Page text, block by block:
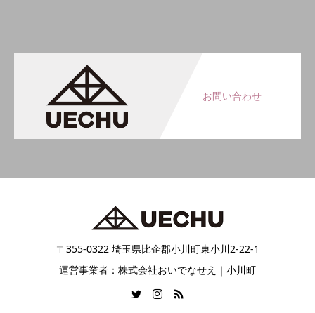
お問い合わせ
〒355-0322 埼玉県比企郡小川町東小川2-22-1
運営事業者：株式会社おいでなせえ｜小川町